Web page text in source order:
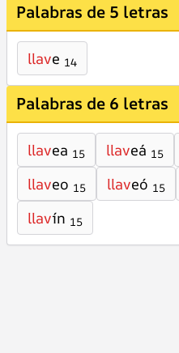
Palabras de 5 letras
llave 14
Palabras de 6 letras
llavea 15 llaveá 15
llaveo 15 llaveó 15
llavín 15